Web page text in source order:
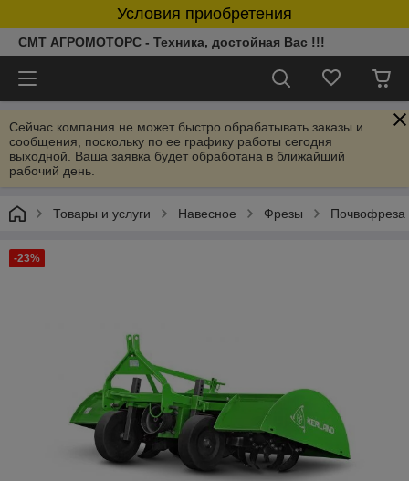
Условия приобретения
СМТ АГРОМОТОРС - Техника, достойная Вас !!!
Сейчас компания не может быстро обрабатывать заказы и
сообщения, поскольку по ее графику работы сегодня
выходной. Ваша заявка будет обработана в ближайший
рабочий день.
Товары и услуги Навесное Фрезы Почвофреза
-23%